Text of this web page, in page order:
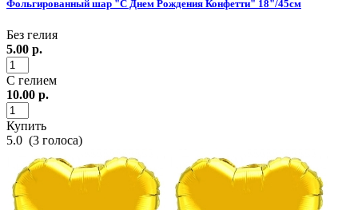
Фольгированный шар "С Днем Рождения Конфетти" 18"/45см
Без гелия
5.00 р.
С гелием
10.00 р.
Купить
5.0 (3 голоса)